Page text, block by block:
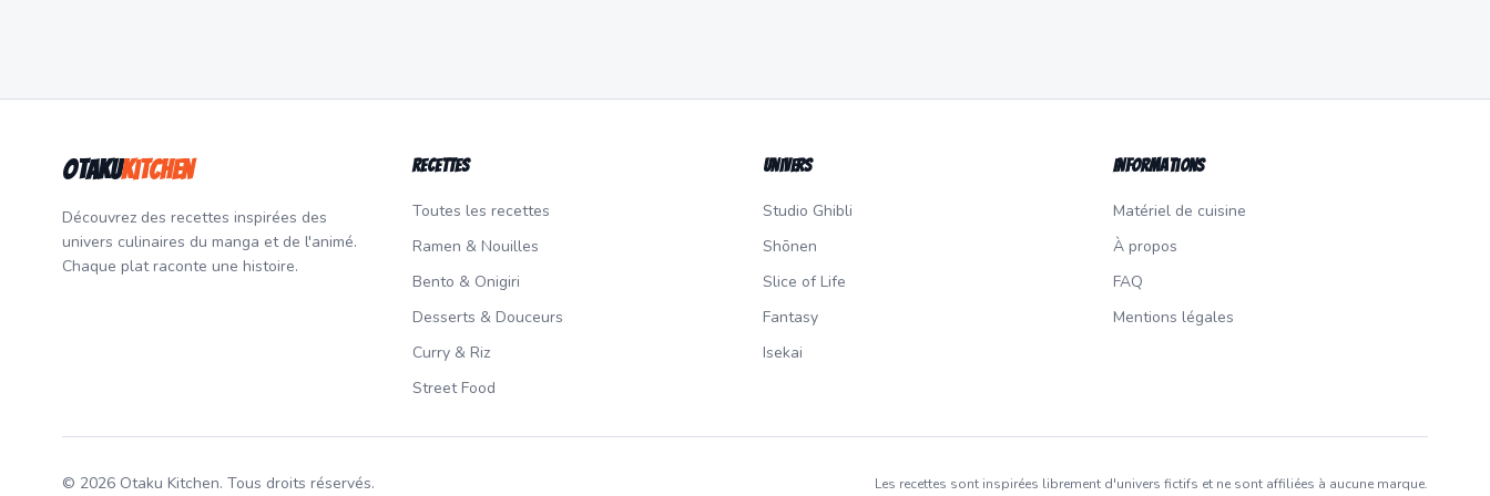
OtakuKitchen
Découvrez des recettes inspirées des
univers culinaires du manga et de l'animé.
Chaque plat raconte une histoire.
Recettes
Toutes les recettes
Ramen & Nouilles
Bento & Onigiri
Desserts & Douceurs
Curry & Riz
Street Food
Univers
Studio Ghibli
Shōnen
Slice of Life
Fantasy
Isekai
Informations
Matériel de cuisine
À propos
FAQ
Mentions légales
© 2026 Otaku Kitchen. Tous droits réservés. Les recettes sont inspirées librement d'univers fictifs et ne sont affiliées à aucune marque.